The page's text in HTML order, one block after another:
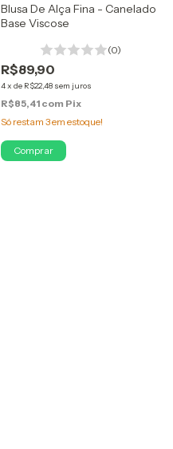
Blusa De Alça Fina - Canelado
Base Viscose
(0)
R$89,90
4x de R$22,48 sem juros
R$85,41 com Pix
Só restam 3em estoque!
Comprar